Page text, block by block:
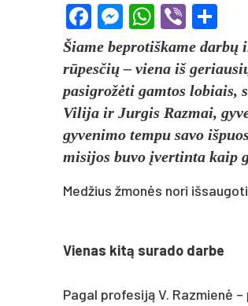
Facebook
Messenger
Viber
Šia­me be­pro­tiš­ka­me darbų
rūpes­čių – vie­na iš
pa­si­grožė­ti gam­tos lo­biais,
Vi­li­ja ir Jur­gis Raz­mai,
gy­ve­ni­mo tem­pu sa­vo
mi­si­jos bu­vo įver­tin­ta kaip
Medžius žmonės nori
Vie­nas kitą su­ra­do dar­be
Pa­gal pro­fe­siją V. Raz­mienė